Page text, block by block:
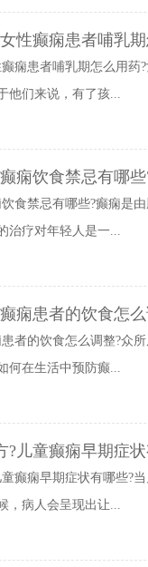
性癫痫患者哺乳
痫患者哺乳期怎么用药
他们来说，有了孩...
痫饮食禁忌有哪些
食禁忌有哪些?癫痫是
治疗对年轻人是一...
痫患者的饮食怎
者的饮食怎么调整?众
何在生活中预防癫...
儿童癫痫早期症
癫痫早期症状有哪些?
，病人会呈现出让...